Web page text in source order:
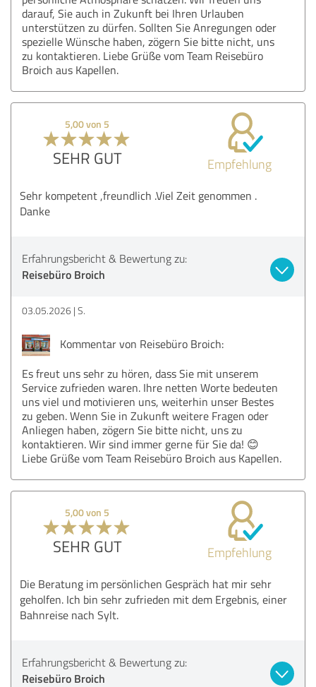
darauf, Sie auch in Zukunft bei Ihren Urlauben
unterstützen zu dürfen. Sollten Sie Anregungen oder
spezielle Wünsche haben, zögern Sie bitte nicht, uns
zu kontaktieren. Liebe Grüße vom Team Reisebüro
Broich aus Kapellen.
5,00 von 5
SEHR GUT Empfehlung
Sehr kompetent ,freundlich .Viel Zeit genommen .
Danke
Erfahrungsbericht & Bewertung zu:
Reisebüro Broich
03.05.2026 S.
Kommentar von Reisebüro Broich:
Es freut uns sehr zu hören, dass Sie mit unserem
Service zufrieden waren. Ihre netten Worte bedeuten
uns viel und motivieren uns, weiterhin unser Bestes
zu geben. Wenn Sie in Zukunft weitere Fragen oder
Anliegen haben, zögern Sie bitte nicht, uns zu
kontaktieren. Wir sind immer gerne für Sie da! 😊
Liebe Grüße vom Team Reisebüro Broich aus Kapellen.
5,00 von 5
SEHR GUT Empfehlung
Die Beratung im persönlichen Gespräch hat mir sehr
geholfen. Ich bin sehr zufrieden mit dem Ergebnis, einer
Bahnreise nach Sylt.
Erfahrungsbericht & Bewertung zu:
Reisebüro Broich